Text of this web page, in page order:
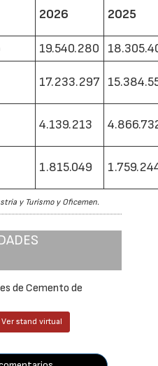
2026 2025
19.540.280
17.233.297
4.139.213
1.815.049
y Turismo y Oficemen.
de Cemento de
Ver stand virtual